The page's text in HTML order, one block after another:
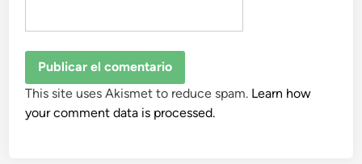
This site uses Akismet to reduce spam. Learn how
your comment data is processed.